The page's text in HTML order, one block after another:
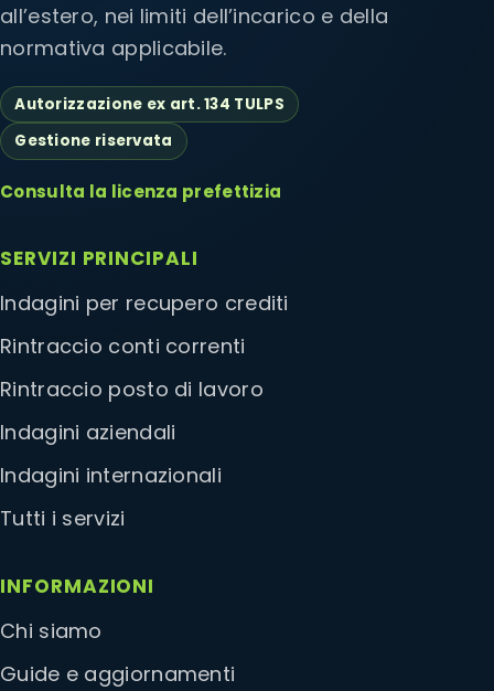
all’estero, nei limiti dell’incarico e della
normativa applicabile.
Autorizzazione ex art. 134 TULPS
Gestione riservata
Consulta la licenza prefettizia
SERVIZI PRINCIPALI
Indagini per recupero crediti
Rintraccio conti correnti
Rintraccio posto di lavoro
Indagini aziendali
Indagini internazionali
Tutti i servizi
INFORMAZIONI
Chi siamo
Guide e aggiornamenti